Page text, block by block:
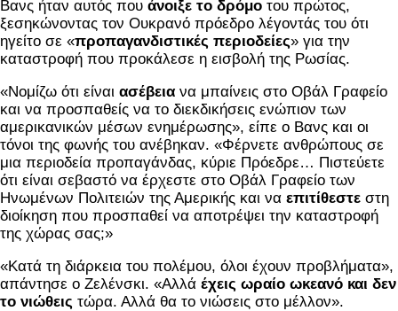
Βανς ήταν αυτός που άνοιξε το δρόμο του πρώτος,
ξεσηκώνοντας τον Ουκρανό πρόεδρο λέγοντάς του ότι
ηγείτο σε «προπαγανδιστικές περιοδείες» για την
καταστροφή που προκάλεσε η εισβολή της Ρωσίας.
«Νομίζω ότι είναι ασέβεια να μπαίνεις στο Οβάλ Γραφείο
και να προσπαθείς να το διεκδικήσεις ενώπιον των
αμερικανικών μέσων ενημέρωσης», είπε ο Βανς και οι
τόνοι της φωνής του ανέβηκαν. «Φέρνετε ανθρώπους σε
μια περιοδεία προπαγάνδας, κύριε Πρόεδρε… Πιστεύετε
ότι είναι σεβαστό να έρχεστε στο Οβάλ Γραφείο των
Ηνωμένων Πολιτειών της Αμερικής και να επιτίθεστε στη
διοίκηση που προσπαθεί να αποτρέψει την καταστροφή
της χώρας σας;»
«Κατά τη διάρκεια του πολέμου, όλοι έχουν προβλήματα»,
απάντησε ο Ζελένσκι. «Αλλά έχεις ωραίο ωκεανό και δεν
το νιώθεις τώρα. Αλλά θα το νιώσεις στο μέλλον».